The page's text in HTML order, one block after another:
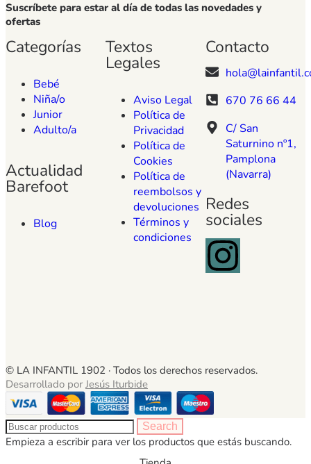
Suscríbete para estar al día de todas las novedades y
ofertas
Categorías
Bebé
Niña/o
Junior
Adulto/a
Actualidad
Barefoot
Blog
Textos
Legales
Aviso Legal
Política de
Privacidad
Política de
Cookies
Política de
reembolsos y
devoluciones
Términos y
condiciones
Contacto
670 76 66 44
C/ San
Saturnino nº1,
Pamplona
(Navarra)
Redes
sociales
© LA INFANTIL 1902 · Todos los derechos reservados.
Desarrollado por Jesús Iturbide
Search
Empieza a escribir para ver los productos que estás buscando.